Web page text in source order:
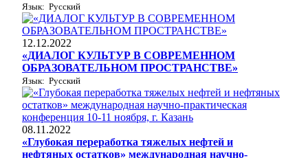
Язык: Русский
12.12.2022
«ДИАЛОГ КУЛЬТУР В СОВРЕМЕННОМ
ОБРАЗОВАТЕЛЬНОМ ПРОСТРАНСТВЕ»
Язык: Русский
08.11.2022
«Глубокая переработка тяжелых нефтей и
нефтяных остатков» международная научно-